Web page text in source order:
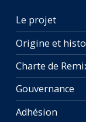
Le projet
Origine et
Charte de
Gouvernance
Adhésion